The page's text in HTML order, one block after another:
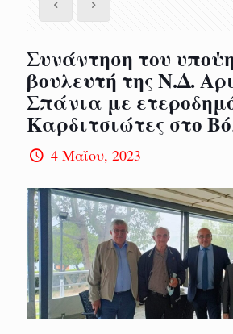
Συνάντηση του
βουλευτή της Ν.Δ.
Σπάνια με
Καρδιτσιώτες στο
4 Μαΐου, 2023